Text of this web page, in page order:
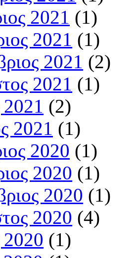
2021 (1)
2021 (1)
2021 (2)
2021 (1)
2021 (2)
2021 (1)
2020 (1)
2020 (1)
2020 (1)
2020 (4)
2020 (1)